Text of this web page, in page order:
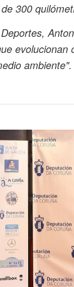
300
ambiente".